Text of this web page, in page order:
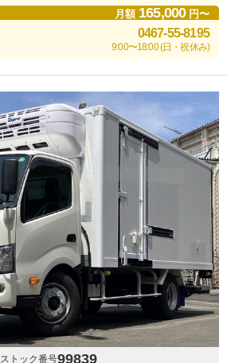
月額 165,000円〜
0467-55-8195
9:00〜18:00 (日・祝休み)
ストック番号99839